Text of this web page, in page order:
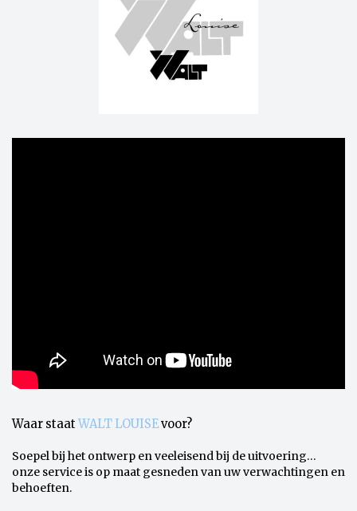
Waar staat WALT LOUISEvoor?
Soepel bij het ontwerp en veeleisend bij de uitvoering…
onze service is op maat gesneden van uw verwachtingen en
behoeften.